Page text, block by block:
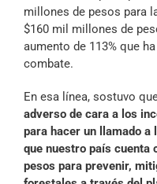
millones de pesos para
$160 mil millones de
aumento de 113% que
combate.
En esa línea, sostuvo
adverso de cara a los
para hacer un llamado
que nuestro país cuenta
pesos para prevenir,